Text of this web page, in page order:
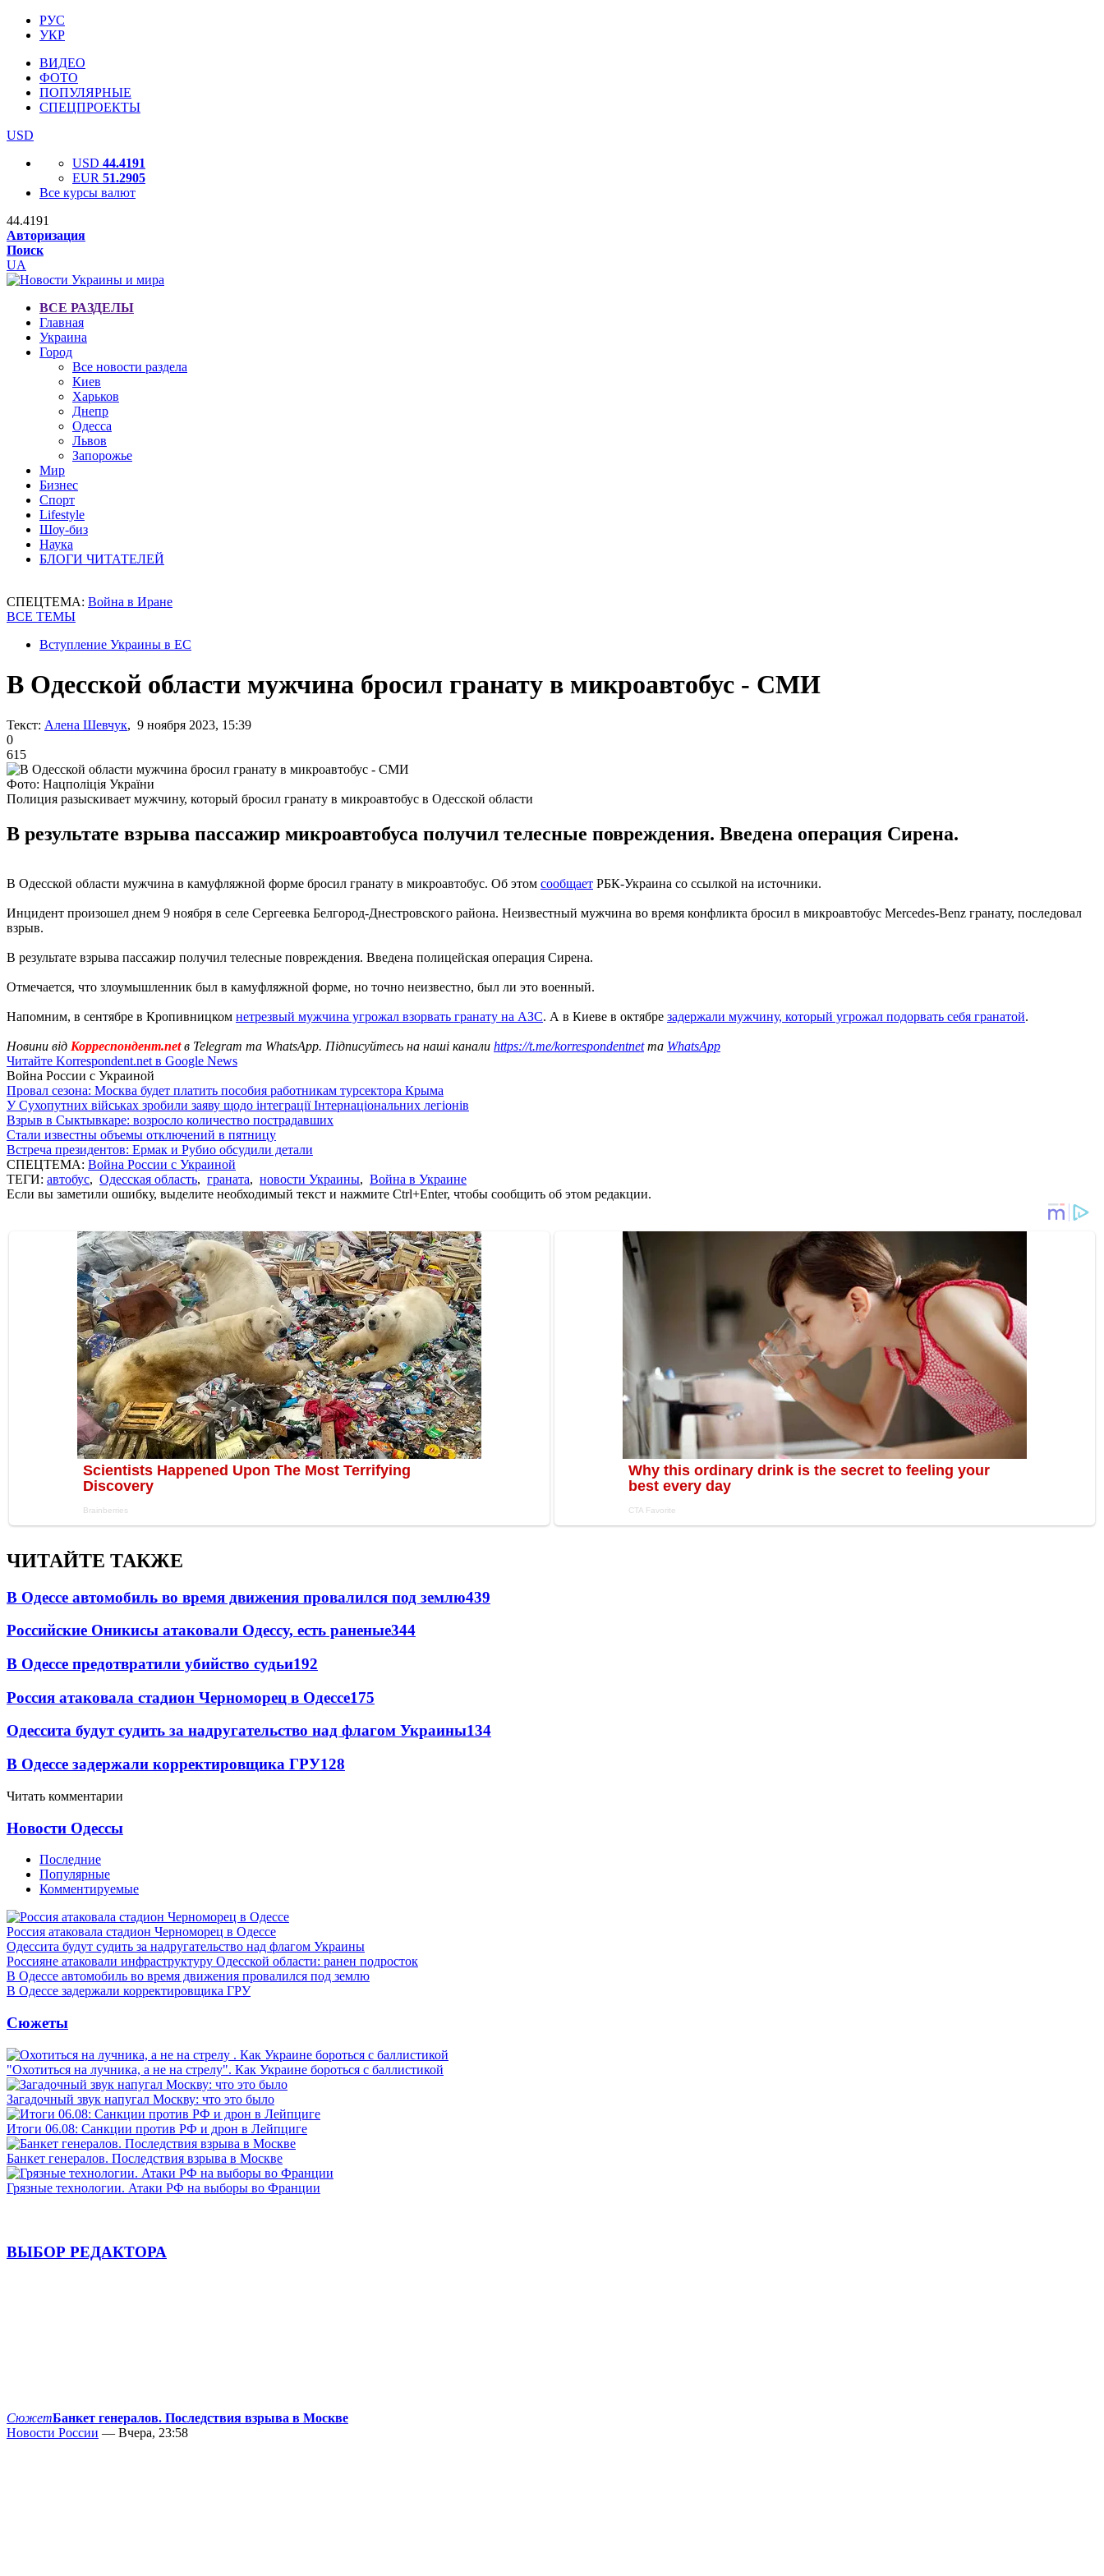
РУС
УКР
ВИДЕО
ФОТО
ПОПУЛЯРНЫЕ
СПЕЦПРОЕКТЫ
USD
USD 44.4191
EUR 51.2905
Все курсы валют
44.4191
Авторизация
Поиск
UA
ВСЕ РАЗДЕЛЫ
Главная
Украина
Город
Все новости раздела
Киев
Харьков
Днепр
Одесса
Львов
Запорожье
Мир
Бизнес
Спорт
Lifestyle
Шоу-биз
Наука
БЛОГИ ЧИТАТЕЛЕЙ
СПЕЦТЕМА: Война в Иране
ВСЕ ТЕМЫ
Вступление Украины в ЕС
В Одесской области мужчина бросил гранату в микроавтобус - СМИ
Текст: Алена Шевчук, 9 ноября 2023, 15:39
0
615
Фото: Нацполіція України
Полиция разыскивает мужчину, который бросил гранату в микроавтобус в Одесской области
В результате взрыва пассажир микроавтобуса получил телесные повреждения. Введена операция Сирена.
В Одесской области мужчина в камуфляжной форме бросил гранату в микроавтобус. Об этом сообщает РБК-Украина со ссылкой на источники.
Инцидент произошел днем 9 ноября в селе Сергеевка Белгород-Днестровского района. Неизвестный мужчина во время конфликта бросил в микроавтобус Mercedes-Benz гранату, последовал
взрыв.
В результате взрыва пассажир получил телесные повреждения. Введена полицейская операция Сирена.
Отмечается, что злоумышленник был в камуфляжной форме, но точно неизвестно, был ли это военный.
Напомним, в сентябре в Кропивницком нетрезвый мужчина угрожал взорвать гранату на АЗС. А в Киеве в октябре задержали мужчину, который угрожал подорвать себя гранатой.
Новини від Корреспондент.netв Telegram та WhatsApp. Підписуйтесь на наші канали https://t.me/korrespondentnetта WhatsApp
Читайте Korrespondent.net в Google News
Война России с Украиной
Провал сезона: Москва будет платить пособия работникам турсектора Крыма
У Сухопутних військах зробили заяву щодо інтеграції Інтернаціональних легіонів
Взрыв в Сыктывкаре: возросло количество пострадавших
Стали известны объемы отключений в пятницу
Встреча президентов: Ермак и Рубио обсудили детали
СПЕЦТЕМА: Война России с Украиной
ТЕГИ: автобус, Одесская область, граната, новости Украины, Война в Украине
Если вы заметили ошибку, выделите необходимый текст и нажмите Ctrl+Enter, чтобы сообщить об этом редакции.
ЧИТАЙТЕ ТАКЖЕ
В Одессе автомобиль во время движения провалился под землю439
Российские Оникисы атаковали Одессу, есть раненые344
В Одессе предотвратили убийство судьи192
Россия атаковала стадион Черноморец в Одессе175
Одессита будут судить за надругательство над флагом Украины134
В Одессе задержали корректировщика ГРУ128
Читать комментарии
Новости Одессы
Последние
Популярные
Комментируемые
Россия атаковала стадион Черноморец в Одессе
Одессита будут судить за надругательство над флагом Украины
Россияне атаковали инфраструктуру Одесской области: ранен подросток
В Одессе автомобиль во время движения провалился под землю
В Одессе задержали корректировщика ГРУ
Сюжеты
"Охотиться на лучника, а не на стрелу". Как Украине бороться с баллистикой
Загадочный звук напугал Москву: что это было
Итоги 06.08: Санкции против РФ и дрон в Лейпциге
Банкет генералов. Последствия взрыва в Москве
Грязные технологии. Атаки РФ на выборы во Франции
ВЫБОР РЕДАКТОРА
СюжетБанкет генералов. Последствия взрыва в Москве
Новости России — Вчера, 23:58